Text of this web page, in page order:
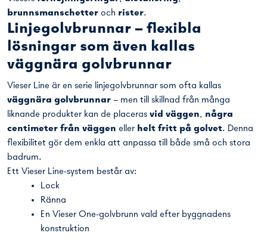
badrumsprodukter som utvecklats och tillverkats i Finland. I
utbudet ingår
Vieser One-golvbrunnar ,linjelösningar
designbrunnar,tillbehör samt
Lauha-
badrumsinredning.
Vieser One – typgodkända
golvbrunnar för alla badrum
De typgodkända Vieser One-golvbrunnarna finns i flera
utföranden för olika installationsbehov:
Horisontala golvbrunnar–t.ex.Vieser One
horisontell golvbrunn DN75 med stödben
Vertikala golvbrunnar
golvbrunn DN75
Extra låg golvbrunn
69 mm
Vieser One golvbrunnar passar ihop med Viesers
väggnäralösning Line, hörnlösning Corner,